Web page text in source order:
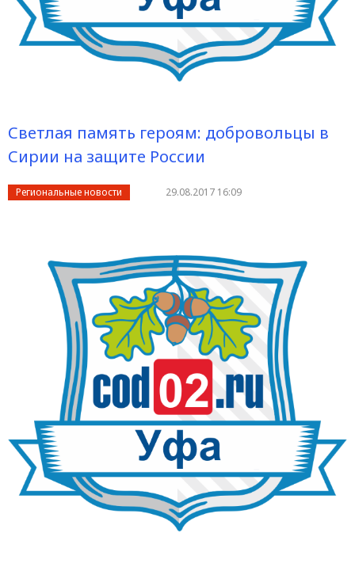
Светлая память героям: добровольцы в
Сирии на защите России
Региональные новости 29.08.2017 16:09